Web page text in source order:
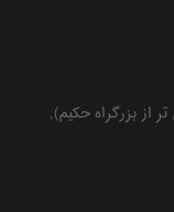
از بزرگراه حکیم),